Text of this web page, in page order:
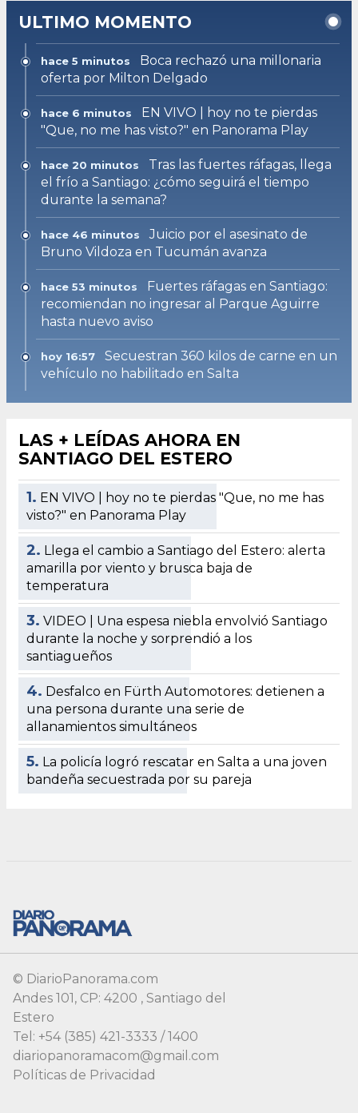
© DiarioPanorama.com
Andes 101, CP: 4200 , Santiago del
Estero
Tel: +54 (385) 421-3333 / 1400
diariopanoramacom@gmail.com
Políticas de Privacidad